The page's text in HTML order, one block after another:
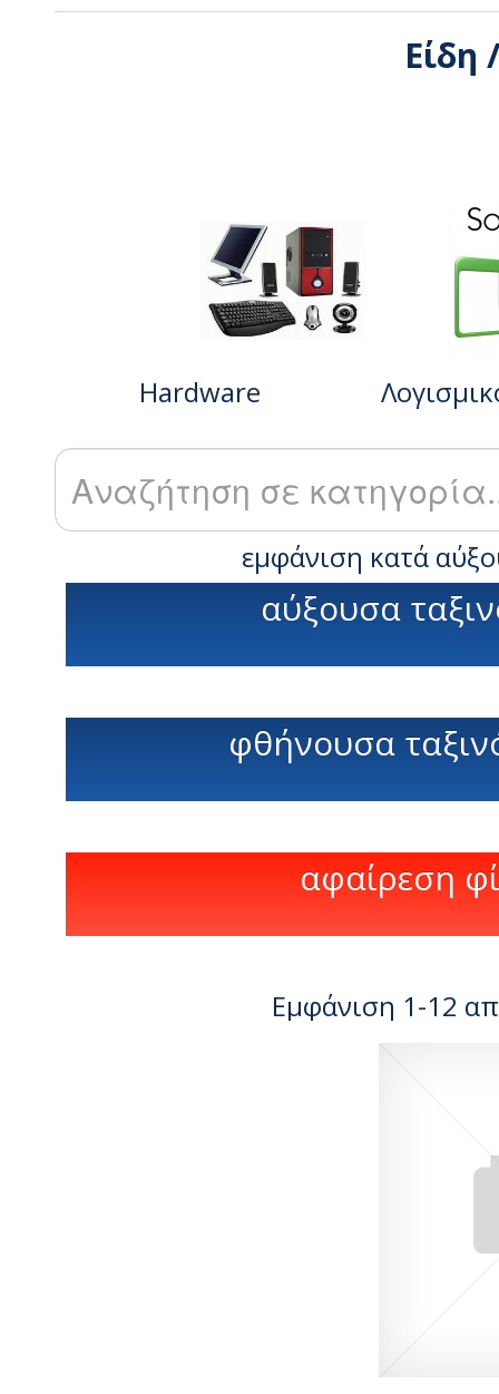
Είδη
Hardware
εμφάνιση κατά
αύξουσα
φθήνουσα
αφαίρεση
Εμφάνιση 1-12